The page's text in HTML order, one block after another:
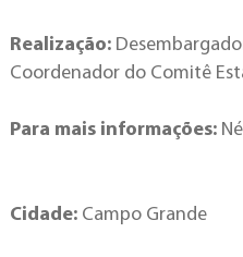
Realização:
Coordenador do Comitê
Para mais informações:
Cidade: Campo Grande